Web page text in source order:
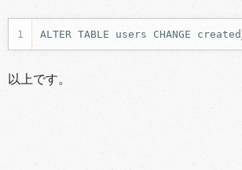
1 ALTER TABLE users CHANGE
以上です。